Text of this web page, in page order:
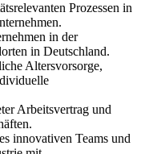
Prozessen in
in der
in Deutschland.
Altersvorsorge,
Arbeitsvertrag und
innovativen Teams und